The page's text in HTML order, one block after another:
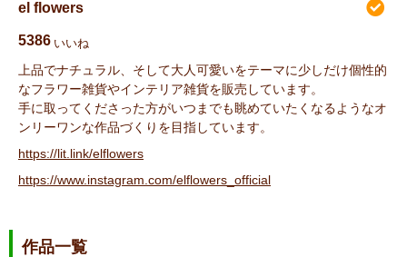
el flowers
5386 いいね
上品でナチュラル、そして大人可愛いをテーマに少しだけ個性的
なフラワー雑貨やインテリア雑貨を販売しています。
手に取ってくださった方がいつまでも眺めていたくなるようなオ
ンリーワンな作品づくりを目指しています。
https://lit.link/elflowers
https://www.instagram.com/elflowers_official
作品一覧